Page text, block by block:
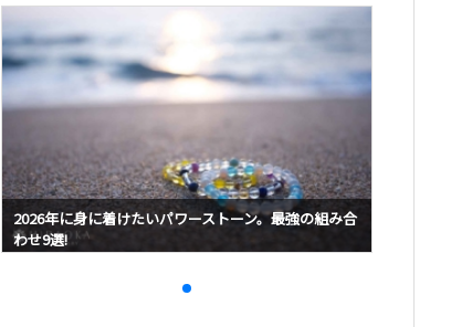
2026年に身に着けたいパワーストーン。最強の組み合
わせ9選!